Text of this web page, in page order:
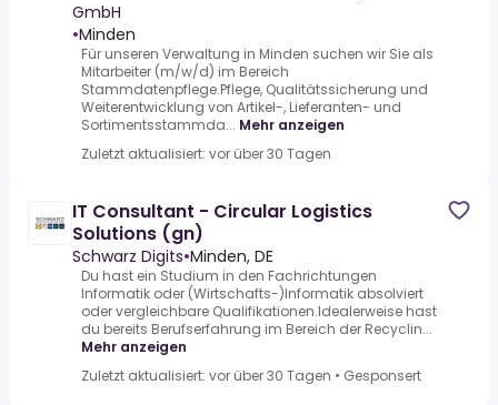
GmbH
•Minden
Für unseren Verwaltung in Minden suchen wir Sie als
Mitarbeiter (m/w/d) im Bereich
Stammdatenpflege.Pflege, Qualitätssicherung und
Weiterentwicklung von Artikel-, Lieferanten- und
Sortimentsstammda... Mehr anzeigen
Zuletzt aktualisiert: vor über 30 Tagen
IT Consultant - Circular Logistics
Solutions (gn)
Schwarz Digits•Minden, DE
Du hast ein Studium in den Fachrichtungen
Informatik oder (Wirtschafts-)Informatik absolviert
oder vergleichbare Qualifikationen.Idealerweise hast
du bereits Berufserfahrung im Bereich der Recyclin...
Mehr anzeigen
Zuletzt aktualisiert: vor über 30 Tagen • Gesponsert